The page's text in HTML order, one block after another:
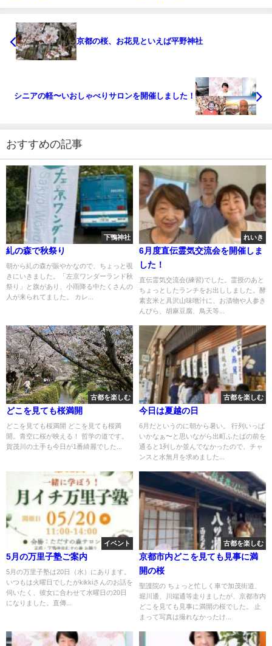
京都の桜、お花見といえば平野神社
シニアの軽〜いおしゃべりサロンを開催しました！
おすすめの記事
下鴨神社
糺の森で秋祭り
朝から糺の森が賑やかなので、ちょっと覗
きにいきました。「左京ワンダーランド秋
祭り」と旗があり、小雨降る中たくさんの
人が来られてました。 カレ...
れいき
6月度直伝霊気交流会を開催しま
した！
直伝霊気交流会(練習)でした。霊授のあと
ちょっとしたランチをお出ししました。酵
素玄米と具沢山味噌汁に、お漬物や人参き
んぴら、胡麻豆腐、鳥天等...
古都を楽しむ
どこを見ても桜満開
どこを見ても桜満開 どこを見ても桜満
開。青空に桜が映える！ 哲学の道です。
賀茂川の土手も今日が1番綺麗でした...
古都を楽しむ
今日は夏越の日
6月だというのに朝から暑い。 行列いっぱ
いかなぁ〜と思いながら出町ふたばの前を
通ると1列しか並んでなかったので、チャ
ンスと水無月を求めました...
イベント
5月の万里子塾ご案内
5月の万里子塾は20日（水）にあります。
いつもは火曜日でしたがkikkiさんのお話を
伺いたく、彼女に合わせて水曜日の20日
になりました。直傳...
古都を楽しむ
京都市内どこを見ても見事に満
開の桜
聖護院の ちょっと忙しく車で加茂街道、
堀川通、川端通等走りましたが、京都市内
どこを見ても見事に満開の桜でした。 止
まって写真は撮れなかったけ...